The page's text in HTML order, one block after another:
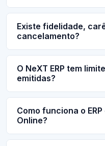
Existe fidelidade,
cancelamento?
O NeXT ERP tem
emitidas?
Como funciona o
Online?